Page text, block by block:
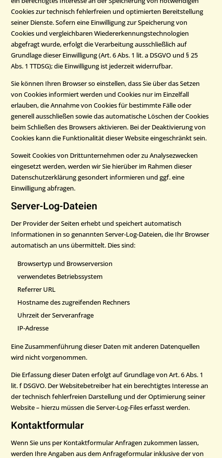
Cookies zur technisch fehlerfreien und optimierten Bereitstellung
seiner Dienste. Sofern eine Einwilligung zur Speicherung von
Cookies und vergleichbaren Wiedererkennungstechnologien
abgefragt wurde, erfolgt die Verarbeitung ausschließlich auf
Grundlage dieser Einwilligung (Art. 6 Abs. 1 lit. a DSGVO und § 25
Abs. 1 TTDSG); die Einwilligung ist jederzeit widerrufbar.
Sie können Ihren Browser so einstellen, dass Sie über das Setzen
von Cookies informiert werden und Cookies nur im Einzelfall
erlauben, die Annahme von Cookies für bestimmte Fälle oder
generell ausschließen sowie das automatische Löschen der Cookies
beim Schließen des Browsers aktivieren. Bei der Deaktivierung von
Cookies kann die Funktionalität dieser Website eingeschränkt sein.
Soweit Cookies von Drittunternehmen oder zu Analysezwecken
eingesetzt werden, werden wir Sie hierüber im Rahmen dieser
Datenschutzerklärung gesondert informieren und ggf. eine
Einwilligung abfragen.
Server-Log-Dateien
Der Provider der Seiten erhebt und speichert automatisch
Informationen in so genannten Server-Log-Dateien, die Ihr Browser
automatisch an uns übermittelt. Dies sind:
Browsertyp und Browserversion
verwendetes Betriebssystem
Referrer URL
Hostname des zugreifenden Rechners
Uhrzeit der Serveranfrage
IP-Adresse
Eine Zusammenführung dieser Daten mit anderen Datenquellen
wird nicht vorgenommen.
Die Erfassung dieser Daten erfolgt auf Grundlage von Art. 6 Abs. 1
lit. f DSGVO. Der Websitebetreiber hat ein berechtigtes Interesse an
der technisch fehlerfreien Darstellung und der Optimierung seiner
Website – hierzu müssen die Server-Log-Files erfasst werden.
Kontaktformular
Wenn Sie uns per Kontaktformular Anfragen zukommen lassen,
werden Ihre Angaben aus dem Anfrageformular inklusive der von